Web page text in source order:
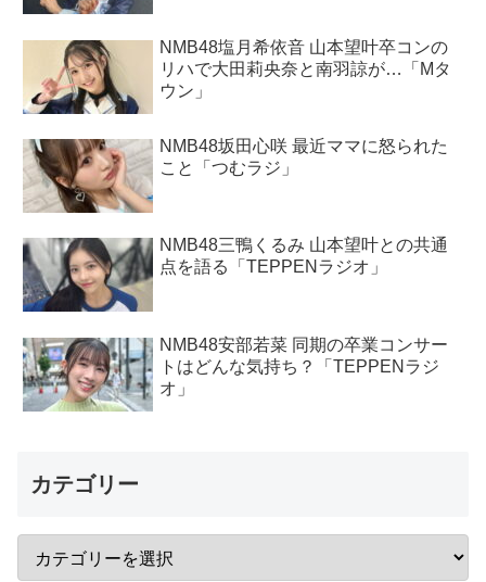
NMB48塩月希依音 山本望叶卒コンの
リハで大田莉央奈と南羽諒が…「Mタ
ウン」
NMB48坂田心咲 最近ママに怒られた
こと「つむラジ」
NMB48三鴨くるみ 山本望叶との共通
点を語る「TEPPENラジオ」
NMB48安部若菜 同期の卒業コンサー
トはどんな気持ち？「TEPPENラジ
オ」
カテゴリー